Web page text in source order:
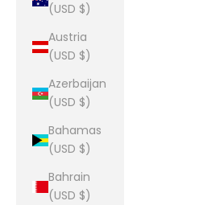
(USD $)
Austria
(USD $)
Azerbaijan
(USD $)
Bahamas
(USD $)
Bahrain
(USD $)